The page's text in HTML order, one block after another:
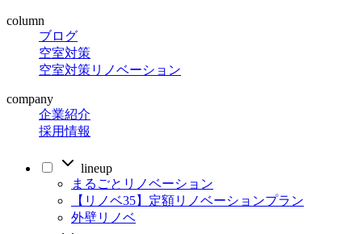
column
ブログ
空室対策
空室対策リノベーション
company
企業紹介
採用情報
lineup
まるごとリノベーション
【リノベ35】定額リノベーションプラン
外壁リノベ